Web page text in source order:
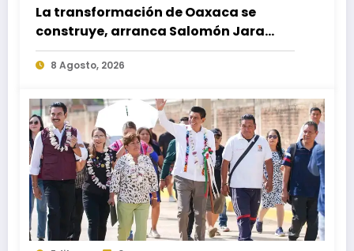
La transformación de Oaxaca se
construye, arranca Salomón Jara
obra del paso a desnivel en la
carretera federal 190 kilómetro 184 +
8 Agosto, 2026